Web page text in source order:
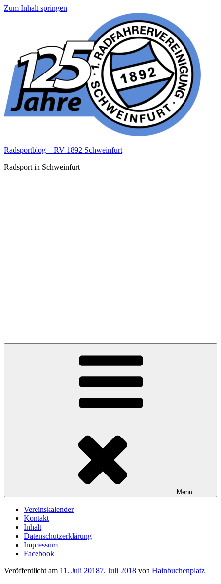
Zum Inhalt springen
Radsportblog – RV 1892 Schweinfurt
Radsport in Schweinfurt
Menü
Vereinskalender
Kontakt
Inhalt
Datenschutzerklärung
Impressum
Facebook
Veröffentlicht am 11. Juli 20187. Juli 2018 von Hainbuchenplatz